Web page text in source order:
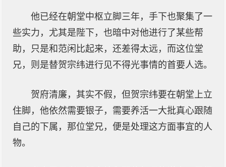
他已经在朝堂中枢立脚三年，手下也聚集了一
些实力，尤其是陛下，也暗中对他进行了某些帮
助，只是和范闲比起来，还差得太远，而这位堂
兄，则是替贺宗纬进行见不得光事情的首要人选。
贺府清廉，其实不假，但贺宗纬要在朝堂上立
住脚，他依然需要银子，需要养活一大批真心跟随
自己的下属，那位堂兄，便是处理这方面事宜的人
物。